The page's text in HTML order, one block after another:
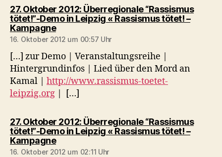
27. Oktober 2012: Überregionale “Rassismus
tötet!”-Demo in Leipzig « Rassismus tötet! –
Kampagnesagt:
16. Oktober 2012 um 00:57 Uhr
[…] zur Demo | Veranstaltungsreihe |
Hintergrundinfos | Lied über den Mord an
Kamal | http://www.rassismus-toetet-
leipzig.org | […]
27. Oktober 2012: Überregionale “Rassismus
tötet!”-Demo in Leipzig « Rassismus tötet! –
Kampagnesagt:
16. Oktober 2012 um 02:11 Uhr